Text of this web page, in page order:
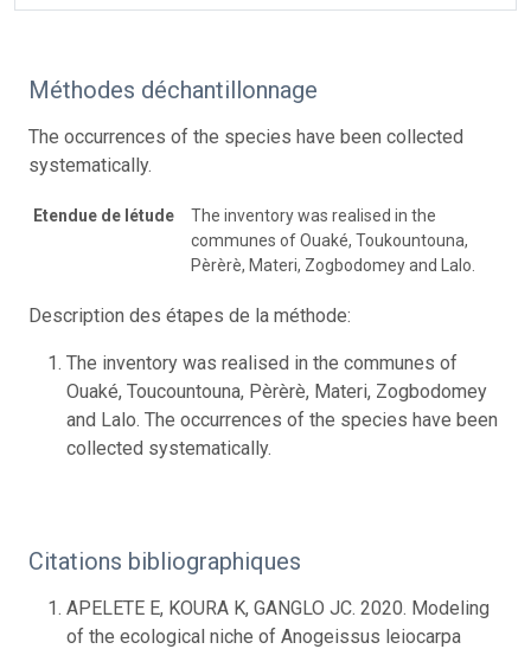
Méthodes déchantillonnage
The occurrences of the species have been collected
systematically.
Etendue de létude
The inventory was realised in the
communes of Ouaké, Toukountouna,
Pèrèrè, Materi, Zogbodomey and Lalo.
Description des étapes de la méthode:
The inventory was realised in the communes of
Ouaké, Toucountouna, Pèrèrè, Materi, Zogbodomey
and Lalo. The occurrences of the species have been
collected systematically.
Citations bibliographiques
APELETE E, KOURA K, GANGLO JC. 2020. Modeling
of the ecological niche of Anogeissus leiocarpa